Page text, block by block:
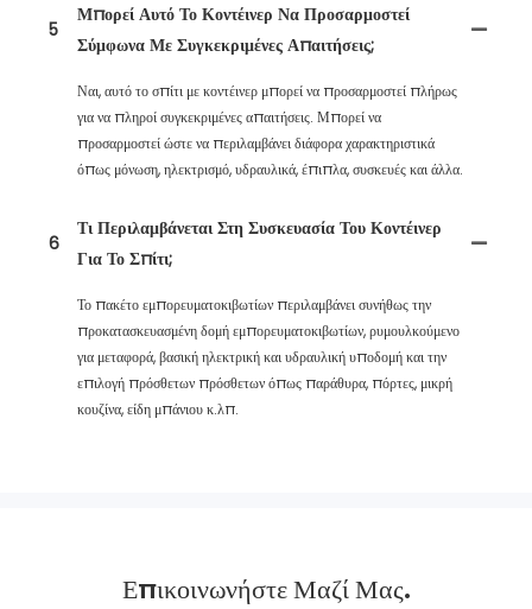
5
Μπορεί Αυτό Το Κοντέινερ Να Προσαρμοστεί
Σύμφωνα Με Συγκεκριμένες Απαιτήσεις;
Ναι, αυτό το σπίτι με κοντέινερ μπορεί να προσαρμοστεί πλήρως
για να πληροί συγκεκριμένες απαιτήσεις. Μπορεί να
προσαρμοστεί ώστε να περιλαμβάνει διάφορα χαρακτηριστικά
όπως μόνωση, ηλεκτρισμό, υδραυλικά, έπιπλα, συσκευές και άλλα.
6
Τι Περιλαμβάνεται Στη Συσκευασία Του Κοντέινερ
Για Το Σπίτι;
Το πακέτο εμπορευματοκιβωτίων περιλαμβάνει συνήθως την
προκατασκευασμένη δομή εμπορευματοκιβωτίων, ρυμουλκούμενο
για μεταφορά, βασική ηλεκτρική και υδραυλική υποδομή και την
επιλογή πρόσθετων πρόσθετων όπως παράθυρα, πόρτες, μικρή
κουζίνα, είδη μπάνιου κ.λπ.
Επικοινωνήστε Μαζί Μας.